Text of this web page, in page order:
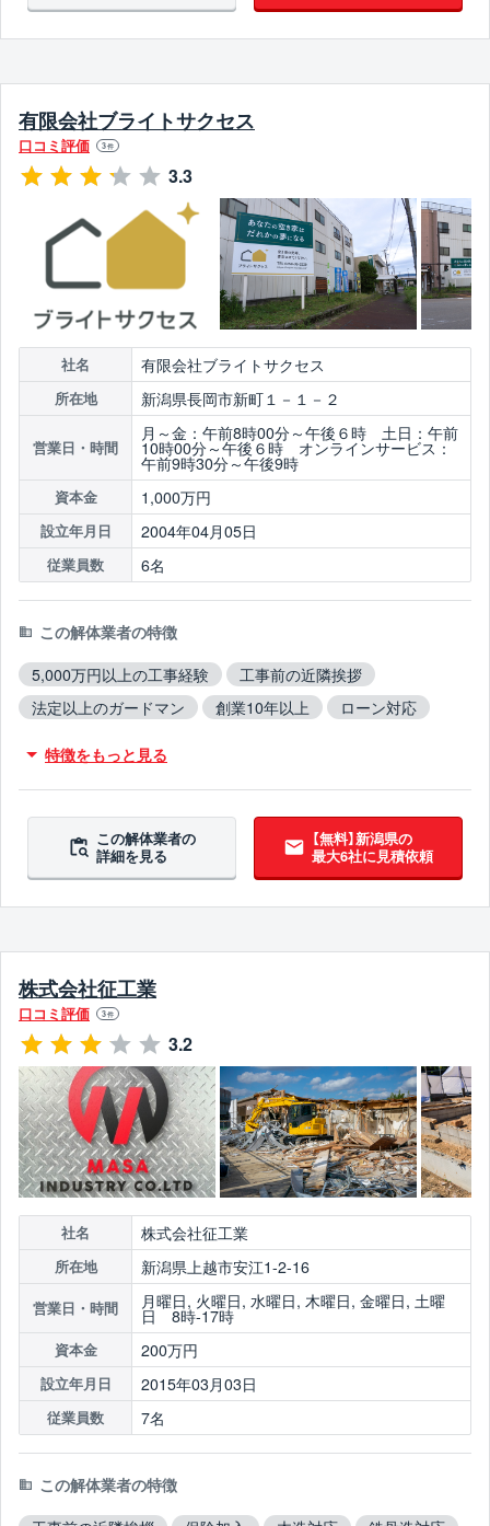
有限会社ブライトサクセス
口コミ評価 3件
3.3
社名 有限会社ブライトサクセス
所在地 新潟県長岡市新町１－１－２
営業日・時間
月～金：午前8時00分～午後６時 土日：午前
10時00分～午後６時 オンラインサービス：
午前9時30分～午後9時
資本金 1,000万円
設立年月日 2004年04月05日
従業員数 6名
この解体業者の特徴
5,000万円以上の工事経験
工事前の近隣挨拶
法定以上のガードマン
創業10年以上
ローン対応
特徴をもっと見る
この解体業者の
詳細を見る
【無料】新潟県の
最大6社に見積依頼
株式会社征工業
口コミ評価 3件
3.2
社名 株式会社征工業
所在地 新潟県上越市安江1-2-16
営業日・時間 月曜日, 火曜日, 水曜日, 木曜日, 金曜日, 土曜
日 8時-17時
資本金 200万円
設立年月日 2015年03月03日
従業員数 7名
この解体業者の特徴